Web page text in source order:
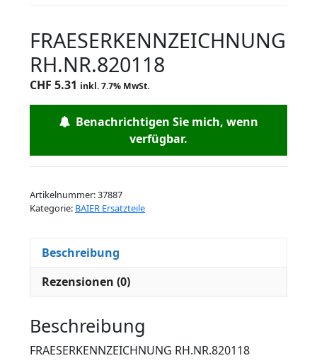
FRAESERKENNZEICHNUNG
RH.NR.820118
CHF 5.31 inkl. 7.7% MwSt.
Benachrichtigen Sie mich, wenn
verfügbar.
Artikelnummer:37887
Kategorie: BAIER Ersatzteile
Beschreibung
Rezensionen (0)
Beschreibung
FRAESERKENNZEICHNUNG RH.NR.820118